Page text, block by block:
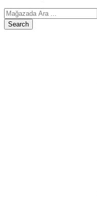
Search